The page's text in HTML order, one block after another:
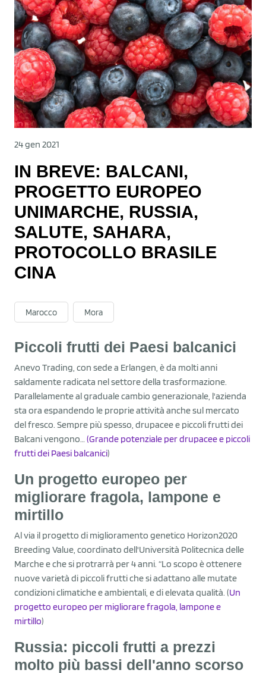
24 gen 2021
IN BREVE: BALCANI,
PROGETTO EUROPEO
UNIMARCHE, RUSSIA,
SALUTE, SAHARA,
PROTOCOLLO BRASILE
CINA
Marocco Mora
Piccoli frutti dei Paesi balcanici
Anevo Trading, con sede a Erlangen, è da molti anni
saldamente radicata nel settore della trasformazione.
Parallelamente al graduale cambio generazionale, l'azienda
sta ora espandendo le proprie attività anche sul mercato
del fresco. Sempre più spesso, drupacee e piccoli frutti dei
Balcani vengono… (Grande potenziale per drupacee e piccoli
frutti dei Paesi balcanici)
Un progetto europeo per
migliorare fragola, lampone e
mirtillo
Al via il progetto di miglioramento genetico Horizon2020
Breeding Value, coordinato dell'Università Politecnica delle
Marche e che si protrarrà per 4 anni. “Lo scopo è ottenere
nuove varietà di piccoli frutti che si adattano alle mutate
condizioni climatiche e ambientali, e di elevata qualità. (Un
progetto europeo per migliorare fragola, lampone e
mirtillo)
Russia: piccoli frutti a prezzi
molto più bassi dell'anno scorso